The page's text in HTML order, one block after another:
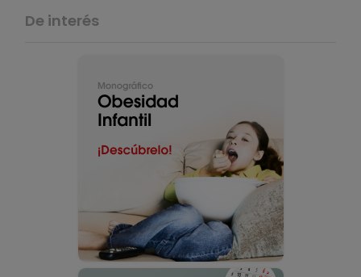
De interés